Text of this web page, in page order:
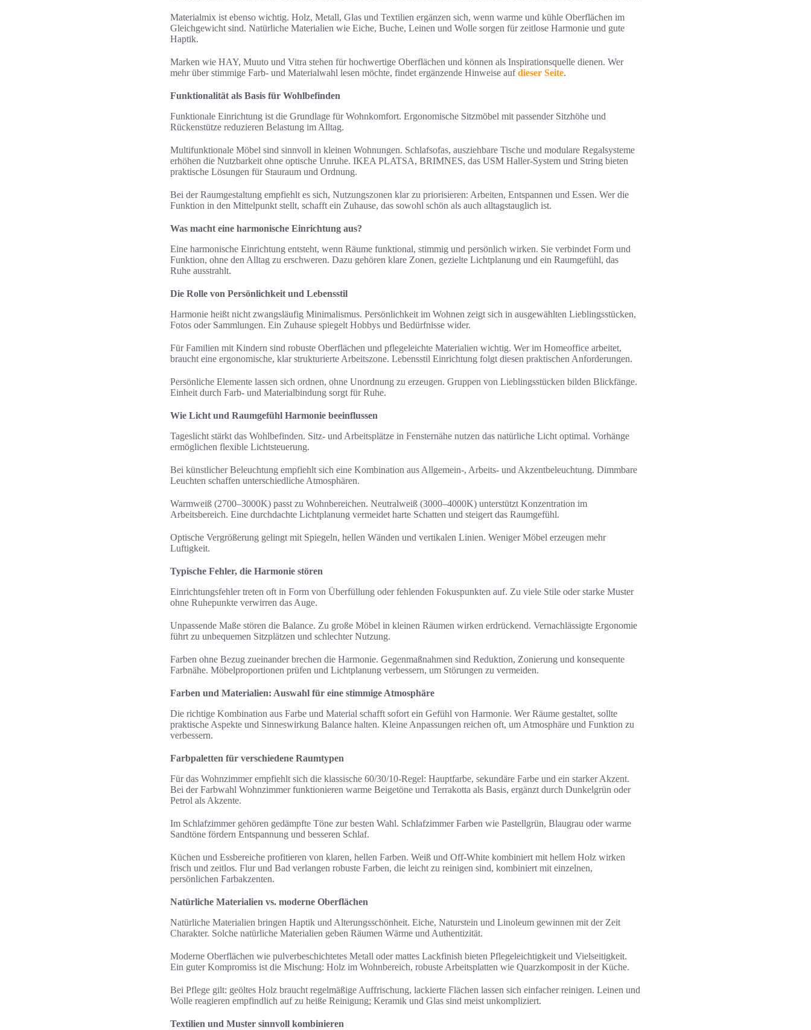
Materialmix ist ebenso wichtig. Holz, Metall, Glas und Textilien ergänzen sich, wenn warme und kühle Oberflächen im
Gleichgewicht sind. Natürliche Materialien wie Eiche, Buche, Leinen und Wolle sorgen für zeitlose Harmonie und gute
Haptik.
Marken wie HAY, Muuto und Vitra stehen für hochwertige Oberflächen und können als Inspirationsquelle dienen. Wer
mehr über stimmige Farb- und Materialwahl lesen möchte, findet ergänzende Hinweise aufdieser Seite.
Funktionalität als Basis für Wohlbefinden
Funktionale Einrichtung ist die Grundlage für Wohnkomfort. Ergonomische Sitzmöbel mit passender Sitzhöhe und
Rückenstütze reduzieren Belastung im Alltag.
Multifunktionale Möbel sind sinnvoll in kleinen Wohnungen. Schlafsofas, ausziehbare Tische und modulare Regalsysteme
erhöhen die Nutzbarkeit ohne optische Unruhe. IKEA PLATSA, BRIMNES, das USM Haller-System und String bieten
praktische Lösungen für Stauraum und Ordnung.
Bei der Raumgestaltung empfiehlt es sich, Nutzungszonen klar zu priorisieren: Arbeiten, Entspannen und Essen. Wer die
Funktion in den Mittelpunkt stellt, schafft ein Zuhause, das sowohl schön als auch alltagstauglich ist.
Was macht eine harmonische Einrichtung aus?
Eine harmonische Einrichtung entsteht, wenn Räume funktional, stimmig und persönlich wirken. Sie verbindet Form und
Funktion, ohne den Alltag zu erschweren. Dazu gehören klare Zonen, gezielte Lichtplanung und ein Raumgefühl, das
Ruhe ausstrahlt.
Die Rolle von Persönlichkeit und Lebensstil
Harmonie heißt nicht zwangsläufig Minimalismus. Persönlichkeit im Wohnen zeigt sich in ausgewählten Lieblingsstücken,
Fotos oder Sammlungen. Ein Zuhause spiegelt Hobbys und Bedürfnisse wider.
Für Familien mit Kindern sind robuste Oberflächen und pflegeleichte Materialien wichtig. Wer im Homeoffice arbeitet,
braucht eine ergonomische, klar strukturierte Arbeitszone. Lebensstil Einrichtung folgt diesen praktischen Anforderungen.
Persönliche Elemente lassen sich ordnen, ohne Unordnung zu erzeugen. Gruppen von Lieblingsstücken bilden Blickfänge.
Einheit durch Farb- und Materialbindung sorgt für Ruhe.
Wie Licht und Raumgefühl Harmonie beeinflussen
Tageslicht stärkt das Wohlbefinden. Sitz- und Arbeitsplätze in Fensternähe nutzen das natürliche Licht optimal. Vorhänge
ermöglichen flexible Lichtsteuerung.
Bei künstlicher Beleuchtung empfiehlt sich eine Kombination aus Allgemein-, Arbeits- und Akzentbeleuchtung. Dimmbare
Leuchten schaffen unterschiedliche Atmosphären.
Warmweiß (2700–3000K) passt zu Wohnbereichen. Neutralweiß (3000–4000K) unterstützt Konzentration im
Arbeitsbereich. Eine durchdachte Lichtplanung vermeidet harte Schatten und steigert das Raumgefühl.
Optische Vergrößerung gelingt mit Spiegeln, hellen Wänden und vertikalen Linien. Weniger Möbel erzeugen mehr
Luftigkeit.
Typische Fehler, die Harmonie stören
Einrichtungsfehler treten oft in Form von Überfüllung oder fehlenden Fokuspunkten auf. Zu viele Stile oder starke Muster
ohne Ruhepunkte verwirren das Auge.
Unpassende Maße stören die Balance. Zu große Möbel in kleinen Räumen wirken erdrückend. Vernachlässigte Ergonomie
führt zu unbequemen Sitzplätzen und schlechter Nutzung.
Farben ohne Bezug zueinander brechen die Harmonie. Gegenmaßnahmen sind Reduktion, Zonierung und konsequente
Farbnähe. Möbelproportionen prüfen und Lichtplanung verbessern, um Störungen zu vermeiden.
Farben und Materialien: Auswahl für eine stimmige Atmosphäre
Die richtige Kombination aus Farbe und Material schafft sofort ein Gefühl von Harmonie. Wer Räume gestaltet, sollte
praktische Aspekte und Sinneswirkung Balance halten. Kleine Anpassungen reichen oft, um Atmosphäre und Funktion zu
verbessern.
Farbpaletten für verschiedene Raumtypen
Für das Wohnzimmer empfiehlt sich die klassische 60/30/10-Regel: Hauptfarbe, sekundäre Farbe und ein starker Akzent.
Bei der Farbwahl Wohnzimmer funktionieren warme Beigetöne und Terrakotta als Basis, ergänzt durch Dunkelgrün oder
Petrol als Akzente.
Im Schlafzimmer gehören gedämpfte Töne zur besten Wahl. Schlafzimmer Farben wie Pastellgrün, Blaugrau oder warme
Sandtöne fördern Entspannung und besseren Schlaf.
Küchen und Essbereiche profitieren von klaren, hellen Farben. Weiß und Off-White kombiniert mit hellem Holz wirken
frisch und zeitlos. Flur und Bad verlangen robuste Farben, die leicht zu reinigen sind, kombiniert mit einzelnen,
persönlichen Farbakzenten.
Natürliche Materialien vs. moderne Oberflächen
Natürliche Materialien bringen Haptik und Alterungsschönheit. Eiche, Naturstein und Linoleum gewinnen mit der Zeit
Charakter. Solche natürliche Materialien geben Räumen Wärme und Authentizität.
Moderne Oberflächen wie pulverbeschichtetes Metall oder mattes Lackfinish bieten Pflegeleichtigkeit und Vielseitigkeit.
Ein guter Kompromiss ist die Mischung: Holz im Wohnbereich, robuste Arbeitsplatten wie Quarzkomposit in der Küche.
Bei Pflege gilt: geöltes Holz braucht regelmäßige Auffrischung, lackierte Flächen lassen sich einfacher reinigen. Leinen und
Wolle reagieren empfindlich auf zu heiße Reinigung; Keramik und Glas sind meist unkompliziert.
Textilien und Muster sinnvoll kombinieren